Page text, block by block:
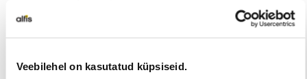
Veebilehel on kasutatud küpsiseid.
isikuandmete avaldamine väljaspool Alfis EST OÜ-le
kehtestatud välist reguleerivat õigust, on Alfis EST OÜ poolt
vastavalt väljaspool kehtestatud reguleerivaid õigusakte
sätestatud menetlustele ja ulatusele;